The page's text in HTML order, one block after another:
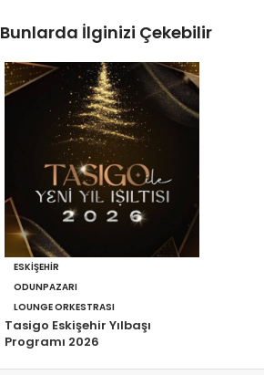
Bunlarda İlginizi Çekebilir
ESKIŞEHIR
ODUNPAZARI
LOUNGE ORKESTRASI
Tasigo Eskişehir Yılbaşı
Programı 2026